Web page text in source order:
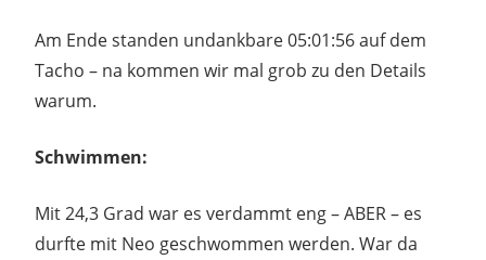
Am Ende standen undankbare 05:01:56 auf dem
Tacho – na kommen wir mal grob zu den Details
warum.
Schwimmen:
Mit 24,3 Grad war es verdammt eng – ABER – es
durfte mit Neo geschwommen werden. War da